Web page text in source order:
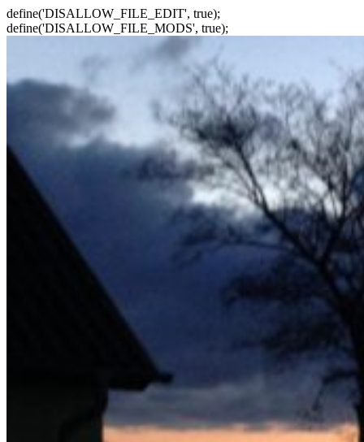
define('DISALLOW_FILE_EDIT', true);
define('DISALLOW_FILE_MODS', true);